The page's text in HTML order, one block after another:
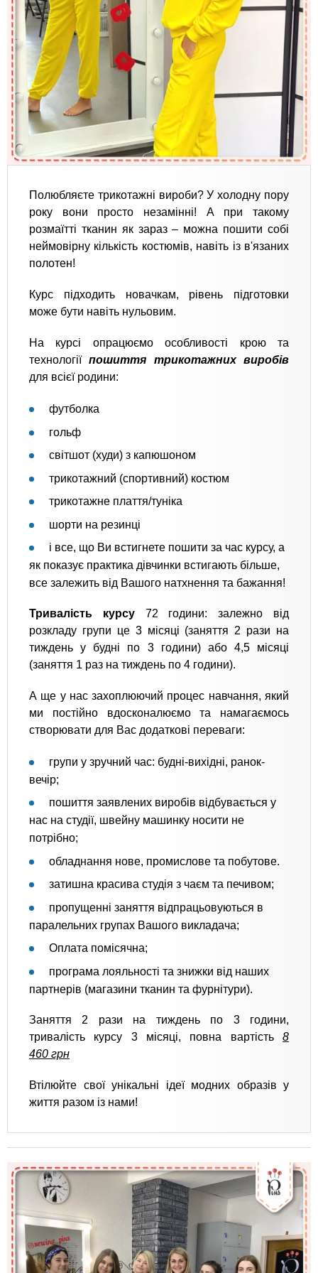
Полюбляєте трикотажні вироби? У холодну пору
року вони просто незамінні! А при такому
розмаїтті тканин як зараз – можна пошити собі
неймовірну кількість костюмів, навіть із в'язаних
полотен!
Курс підходить новачкам, рівень підготовки
може бути навіть нульовим.
На курсі опрацюємо особливості крою та
технологіїпошиття трикотажних виробів
для всієї родини:
футболка
гольф
світшот (худи) з капюшоном
трикотажний (спортивний) костюм
трикотажне плаття/туніка
шорти на резинці
і все, що Ви встигнете пошити за час курсу, а
як показує практика дівчинки встигають більше,
все залежить від Вашого натхнення та бажання!
Тривалість курсу 72 години: залежно від
розкладу групи це 3 місяці (заняття 2 рази на
тиждень у будні по 3 години) або 4,5 місяці
(заняття 1 раз на тиждень по 4 години).
А ще у нас захоплюючий процес навчання, який
ми постійно вдосконалюємо та намагаємось
створювати для Вас додаткові переваги:
групи у зручний час: будні-вихідні, ранок-
вечір;
пошиття заявлених виробів відбувається у
нас на студії, швейну машинку носити не
потрібно;
обладнання нове, промислове та побутове.
затишна красива студія з чаєм та печивом;
пропущенні заняття відпрацьовуються в
паралельних групах Вашого викладача;
Оплата помісячна;
програма лояльності та знижки від наших
партнерів (магазини тканин та фурнітури).
Заняття 2 рази на тиждень по 3 години,
тривалість курсу 3 місяці, повна вартість 8
460 грн
Втілюйте свої унікальні ідеї модних образів у
життя разом із нами!